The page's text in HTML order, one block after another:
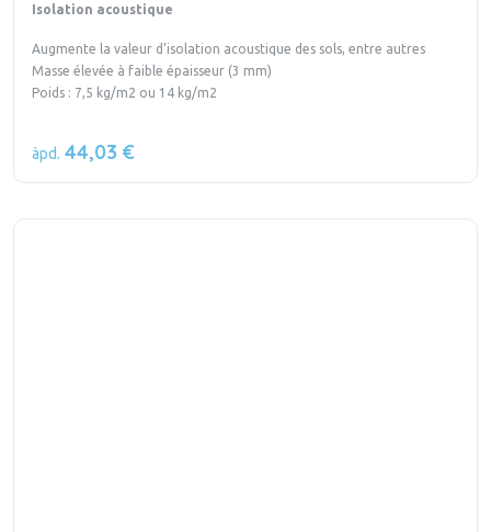
Isolation acoustique
Augmente la valeur d’isolation acoustique des sols, entre autres
Masse élevée à faible épaisseur (3 mm)
Poids : 7,5 kg/m2 ou 14 kg/m2
àpd. 44,03 €